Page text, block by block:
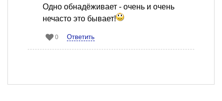
Одно обнадёживает - очень и очень
нечасто это бывает!
0 Ответить